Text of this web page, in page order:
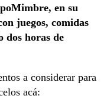
en su
juegos, comidas
dos horas de
a considerar para
acá: